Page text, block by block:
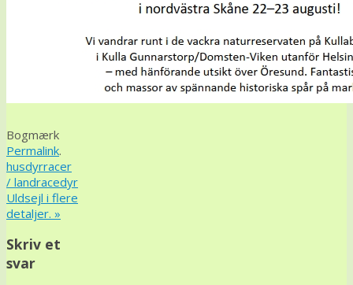
Bogmærk
Permalink.
husdyrracer
/ landracedyr
Uldsejl i flere
detaljer. »
Skriv et
svar